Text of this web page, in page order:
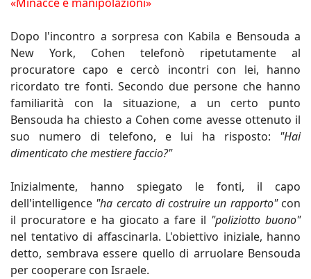
Dopo l'incontro a sorpresa con Kabila e Bensouda a
New York, Cohen telefonò ripetutamente al
procuratore capo e cercò incontri con lei, hanno
ricordato tre fonti. Secondo due persone che hanno
familiarità con la situazione, a un certo punto
Bensouda ha chiesto a Cohen come avesse ottenuto il
suo numero di telefono, e lui ha risposto: "Hai
dimenticato che mestiere faccio?"
Inizialmente, hanno spiegato le fonti, il capo
dell'intelligence "ha cercato di costruire un rapporto"con
il procuratore e ha giocato a fare il "poliziotto buono"
nel tentativo di affascinarla. L'obiettivo iniziale, hanno
detto, sembrava essere quello di arruolare Bensouda
per cooperare con Israele.